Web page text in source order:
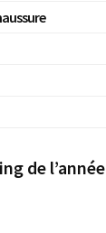
de l’année